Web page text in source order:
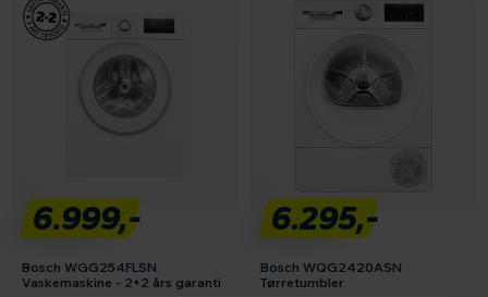
6.999,-
Bosch WGG254FLSN
Vaskemaskine - 2+2 års garanti
6.295,-
Bosch WQG2420ASN
Tørretumbler